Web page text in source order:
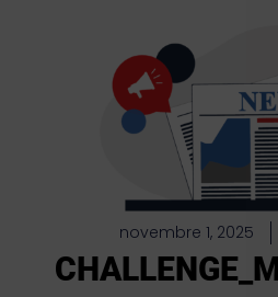
novembre 1, 2025